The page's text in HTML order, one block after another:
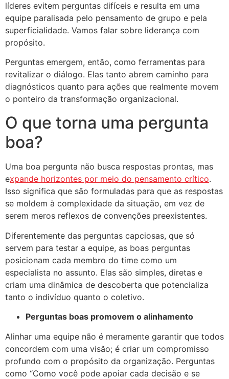
líderes evitem perguntas difíceis e resulta em uma
equipe paralisada pelo pensamento de grupo e pela
superficialidade. Vamos falar sobre liderança com
propósito.
Perguntas emergem, então, como ferramentas para
revitalizar o diálogo. Elas tanto abrem caminho para
diagnósticos quanto para ações que realmente movem
o ponteiro da transformação organizacional.
O que torna uma pergunta
boa?
Uma boa pergunta não busca respostas prontas, mas
expande horizontes por meio do pensamento crítico.
Isso significa que são formuladas para que as respostas
se moldem à complexidade da situação, em vez de
serem meros reflexos de convenções preexistentes.
Diferentemente das perguntas capciosas, que só
servem para testar a equipe, as boas perguntas
posicionam cada membro do time como um
especialista no assunto. Elas são simples, diretas e
criam uma dinâmica de descoberta que potencializa
tanto o indivíduo quanto o coletivo.
Perguntas boas promovem o alinhamento
Alinhar uma equipe não é meramente garantir que todos
concordem com uma visão; é criar um compromisso
profundo com o propósito da organização. Perguntas
como “Como você pode apoiar cada decisão e se